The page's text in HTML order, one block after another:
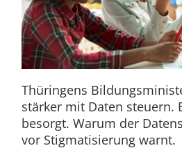
Thüringens
stärker mit Daten steuern.
besorgt. Warum der
vor Stigmatisierung warnt.